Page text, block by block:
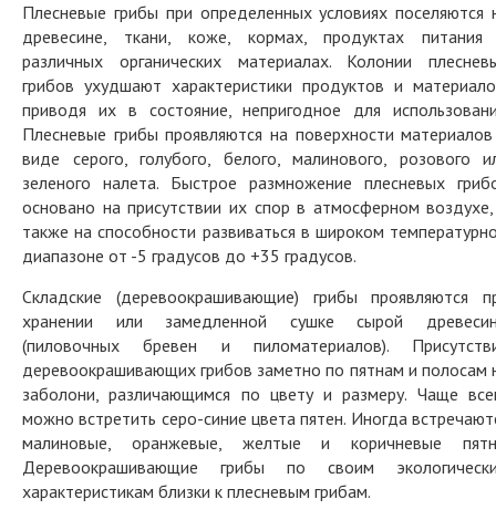
Плесневые грибы при определенных условиях поселяются
древесине, ткани, коже, кормах, продуктах
различных органических материалах. Колонии
грибов ухудшают характеристики продуктов и
приводя их в состояние, непригодное для
Плесневые грибы проявляются на поверхности
виде серого, голубого, белого, малинового, розового
зеленого налета. Быстрое размножение плесневых
основано на присутствии их спор в атмосферном
также на способности развиваться в широком
диапазоне от -5 градусов до +35 градусов.
Складские (деревоокрашивающие) грибы проявляются
хранении или замедленной сушке сырой
(пиловочных бревен и пиломатериалов).
деревоокрашивающих грибов заметно по пятнам и полосам
заболони, различающимся по цвету и размеру. Чаще
можно встретить серо-синие цвета пятен. Иногда
малиновые, оранжевые, желтые и коричневые
Деревоокрашивающие грибы по своим
характеристикам близки к плесневым грибам.